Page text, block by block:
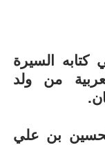
كتابه السيرة
من ولد
بن علي